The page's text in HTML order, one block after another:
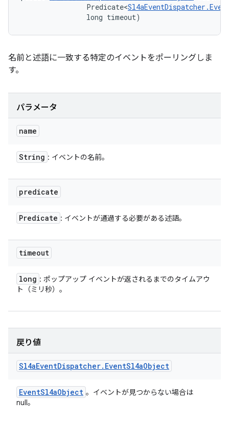
                Predicate<
                long timeout)
名前と述語に一致する特定のイベントをポーリングしま
す。
パラメータ
name
String : イベントの名前。
predicate
Predicate : イベントが通過する必要がある述語。
timeout
long : ポップアップ イベントが返されるまでのタイムアウ
ト（ミリ秒）。
戻り値
Sl4aEventDispatcher. EventSl4aObject
EventSl4aObject 。イベントが見つからない場合は
null。